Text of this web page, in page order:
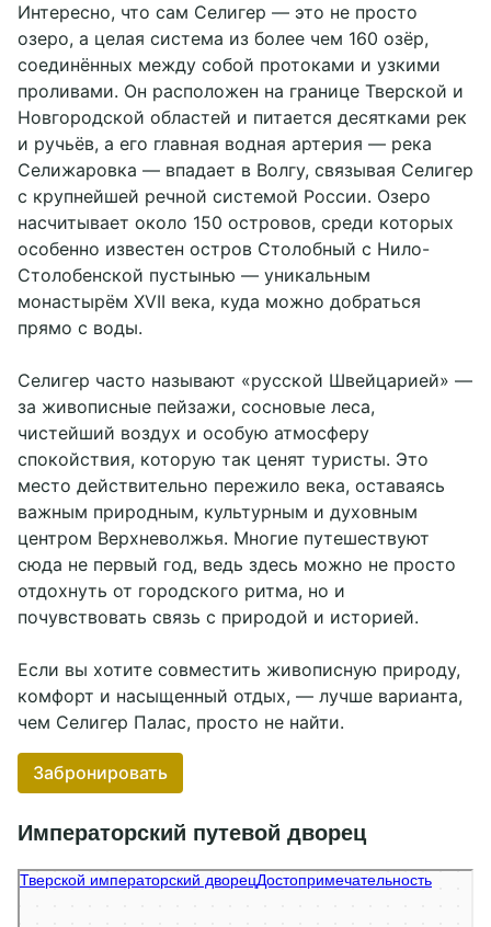
Интересно, что сам Селигер — это не просто
озеро, а целая система из более чем 160 озёр,
соединённых между собой протоками и узкими
проливами. Он расположен на границе Тверской и
Новгородской областей и питается десятками рек
и ручьёв, а его главная водная артерия — река
Селижаровка — впадает в Волгу, связывая Селигер
с крупнейшей речной системой России. Озеро
насчитывает около 150 островов, среди которых
особенно известен остров Столобный с Нило-
Столобенской пустынью — уникальным
монастырём XVII века, куда можно добраться
прямо с воды.
Селигер часто называют «русской Швейцарией» —
за живописные пейзажи, сосновые леса,
чистейший воздух и особую атмосферу
спокойствия, которую так ценят туристы. Это
место действительно пережило века, оставаясь
важным природным, культурным и духовным
центром Верхневолжья. Многие путешествуют
сюда не первый год, ведь здесь можно не просто
отдохнуть от городского ритма, но и
почувствовать связь с природой и историей.
Если вы хотите совместить живописную природу,
комфорт и насыщенный отдых, — лучше варианта,
чем Селигер Палас, просто не найти.
Забронировать
Императорский путевой дворец
Императорский путевой дворец
Достопримечательность в Твери